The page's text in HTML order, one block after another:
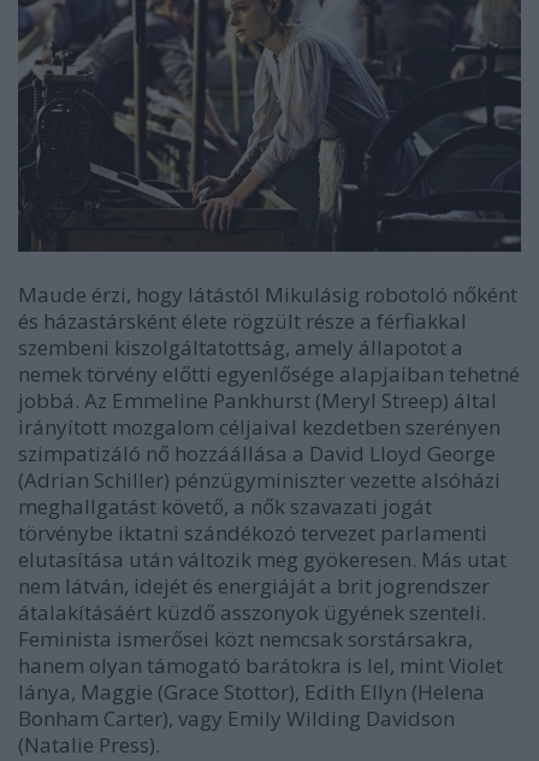
Maude érzi, hogy látástól Mikulásig robotoló nőként
és házastársként élete rögzült része a férfiakkal
szembeni kiszolgáltatottság, amely állapotot a
nemek törvény előtti egyenlősége alapjaiban tehetné
jobbá. Az Emmeline Pankhurst (Meryl Streep) által
irányított mozgalom céljaival kezdetben szerényen
szimpatizáló nő hozzáállása a David Lloyd George
(Adrian Schiller) pénzügyminiszter vezette alsóházi
meghallgatást követő, a nők szavazati jogát
törvénybe iktatni szándékozó tervezet parlamenti
elutasítása után változik meg gyökeresen. Más utat
nem látván, idejét és energiáját a brit jogrendszer
átalakításáért küzdő asszonyok ügyének szenteli.
Feminista ismerősei közt nemcsak sorstársakra,
hanem olyan támogató barátokra is lel, mint Violet
lánya, Maggie (Grace Stottor), Edith Ellyn (Helena
Bonham Carter), vagy Emily Wilding Davidson
(Natalie Press).